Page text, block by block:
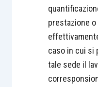
prestazione
caso in cui si
tale sede il